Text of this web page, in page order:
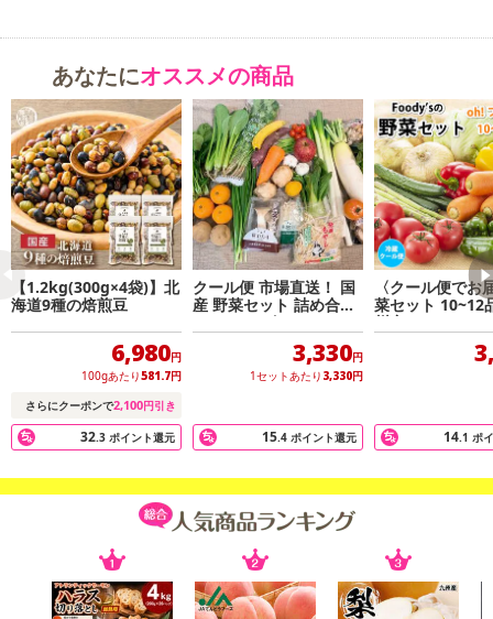
あなたにオススメの商品
【1.2kg(300g×4袋)】北
海道9種の焙煎豆
6,980円
100gあたり581.7円
さらにクーポンで2,100円引き
32.3 ポイント還元
クール便 市場直送！ 国
産 野菜セット 詰め合わ
せ 80サイズ
3,330円
1セットあたり 3,330円
15.4 ポイント還元
〈クール便でお
菜セット 10~12
州産
14.1 ポ